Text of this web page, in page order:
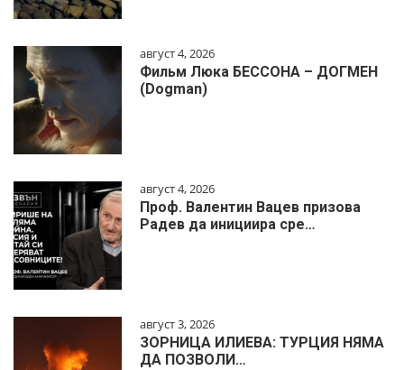
август 4, 2026
Фильм Люка БЕССОНА – ДОГМЕН
(Dogman)
август 4, 2026
Проф. Валентин Вацев призова
Радев да инициира сре…
август 3, 2026
ЗОРНИЦА ИЛИЕВА: ТУРЦИЯ НЯМА
ДА ПОЗВОЛИ…